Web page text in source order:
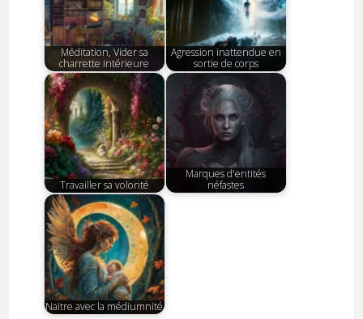
Méditation, Vider sa
charrette intérieure
Agression inattendue en
sortie de corps
Travailler sa volonté
Marques d'entités
néfastes
Naitre avec la médiumnité